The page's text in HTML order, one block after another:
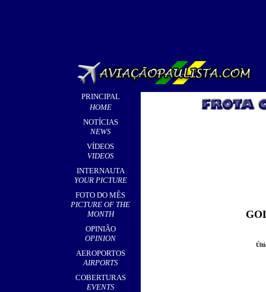
PRINCIPAL
HOME
NOTÍCIAS
NEWS
VÍDEOS
VIDEOS
INTERNAUTA
YOUR PICTURE
FOTO DO MÊS
PICTURE OF THE
MONTH
OPINIÃO
OPINION
AEROPORTOS
AIRPORTS
,
COBERTURAS
EVENTS